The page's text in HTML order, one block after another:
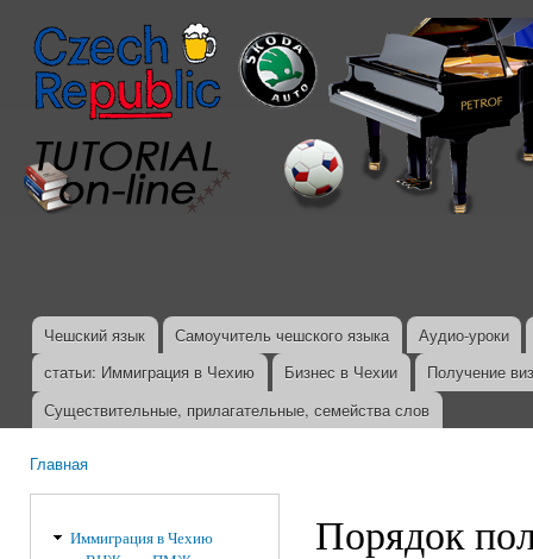
Главное меню
Чешский язык Самоучитель чешского языка
Аудио-уроки
статьи: Иммиграция в Чехию
Бизнес в Чехии
Получение
Существительные, прилагательные, семейства слов
Главная
Иммиграция в Чехию
Порядок